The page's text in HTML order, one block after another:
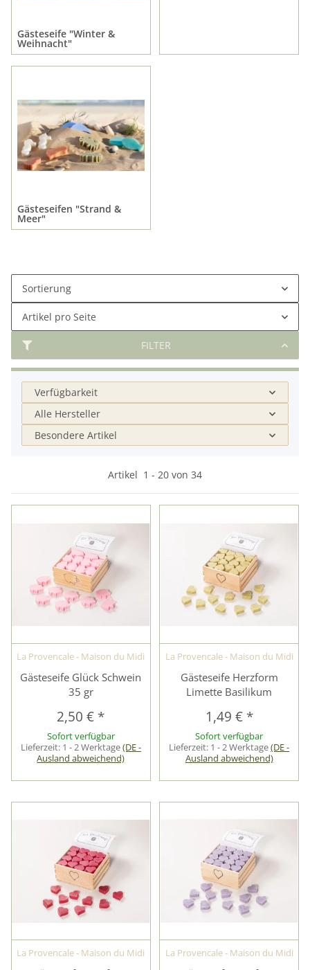
Gästeseife "Winter &
Weihnacht"
Gästeseifen "Strand &
Meer"
FILTER
Sortierung
Artikel pro Seite
Verfügbarkeit
Alle Hersteller
Besondere Artikel
Artikel 1 - 20 von 34
La Provencale - Maison du Midi
Gästeseife Glück Schwein
35 gr
2,50 € *
Sofort verfügbar
Lieferzeit: 1 - 2 Werktage(DE -
Ausland abweichend)
La Provencale - Maison du Midi
Gästeseife Herzform
Limette Basilikum
1,49 € *
Sofort verfügbar
Lieferzeit: 1 - 2 Werktage(DE -
Ausland abweichend)
La Provencale - Maison du Midi La Provencale - Maison du Midi